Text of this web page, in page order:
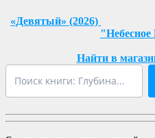
«Девятый» (2026)
"Небесное
Найти в